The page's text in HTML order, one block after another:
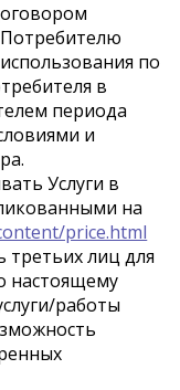
Потребителю
по
в
периода
и
Услуги в
на
price.html
третьих лиц для
настоящему
работы